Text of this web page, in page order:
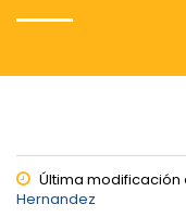
Última modificación
Hernandez